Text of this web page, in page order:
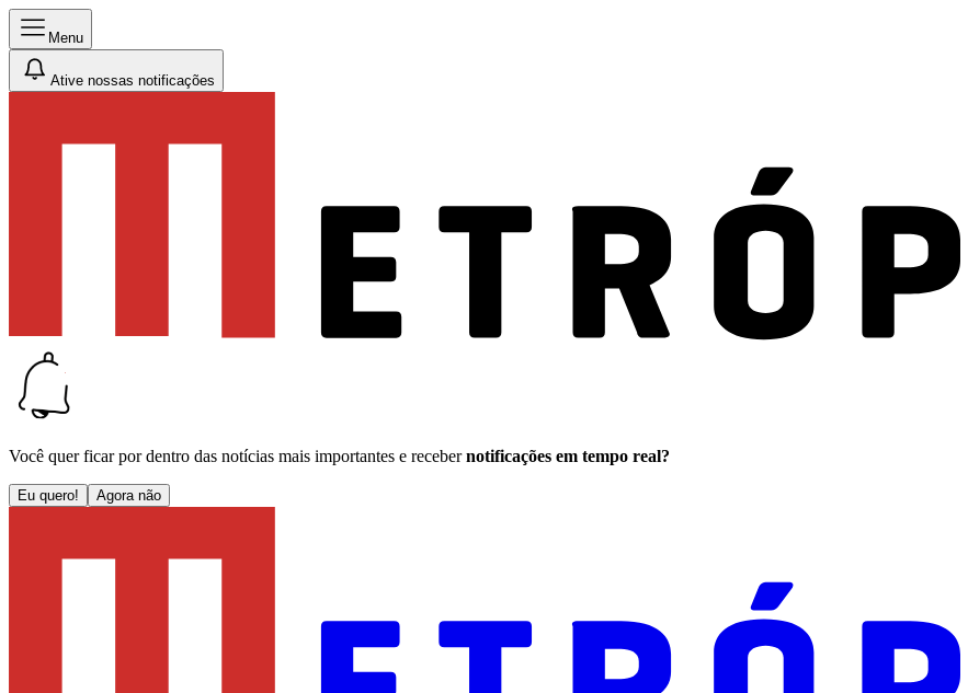
Menu
Ative nossas notificações
Você quer ficar por dentro das notícias mais importantes e receber notificações em tempo real?
Eu quero! Agora não